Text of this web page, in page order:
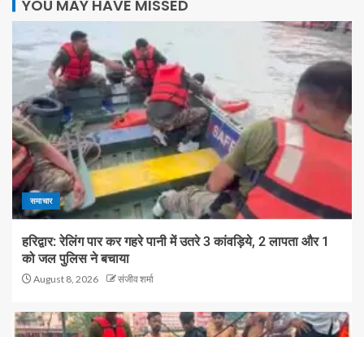
YOU MAY HAVE MISSED
समाचार
हरिद्वार: रेलिंग पार कर गहरे पानी में उतरे 3 कांवड़िये, 2 लापता और 1
को जल पुलिस ने बचाया
August 8, 2026 संजीव शर्मा